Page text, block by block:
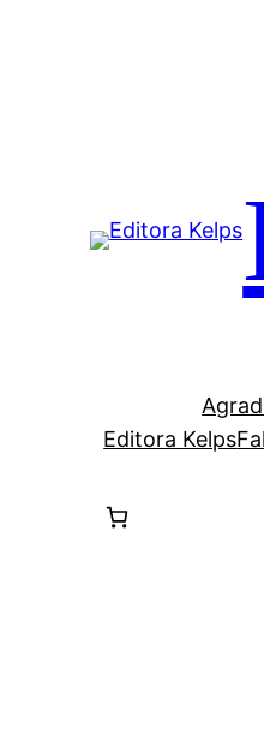
Editora Kelps